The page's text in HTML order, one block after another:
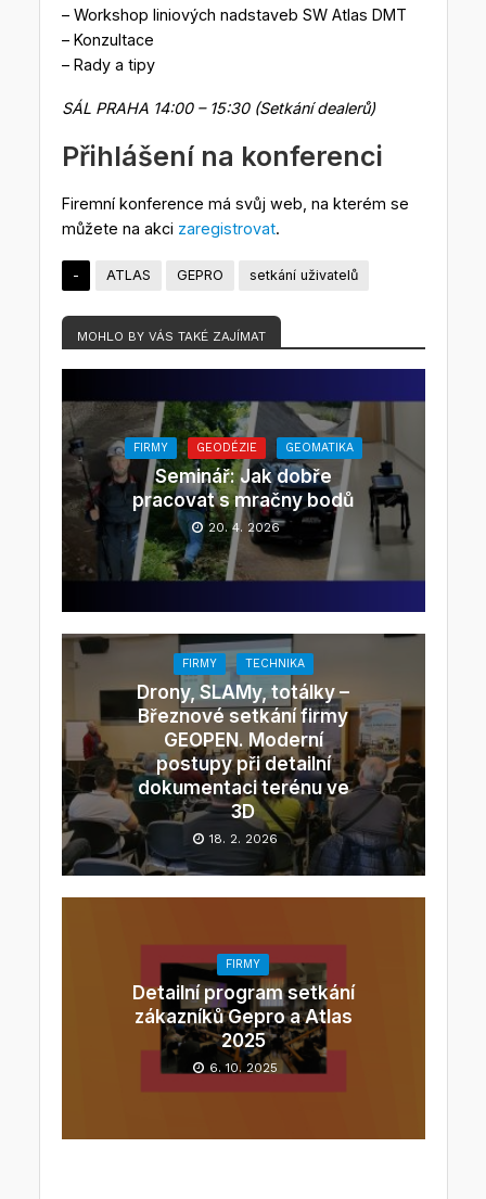
– Workshop liniových nadstaveb SW Atlas DMT
– Konzultace
– Rady a tipy
SÁL PRAHA 14:00 – 15:30 (Setkání dealerů)
Přihlášení na konferenci
Firemní konference má svůj web, na kterém se
můžete na akci zaregistrovat.
- ATLAS GEPRO setkání uživatelů
MOHLO BY VÁS TAKÉ ZAJÍMAT
FIRMY GEODÉZIE GEOMATIKA
Seminář: Jak dobře
pracovat s mračny bodů
20. 4. 2026
FIRMY TECHNIKA
Drony, SLAMy, totálky –
Březnové setkání firmy
GEOPEN. Moderní
postupy při detailní
dokumentaci terénu ve
3D
18. 2. 2026
FIRMY
Detailní program setkání
zákazníků Gepro a Atlas
2025
6. 10. 2025